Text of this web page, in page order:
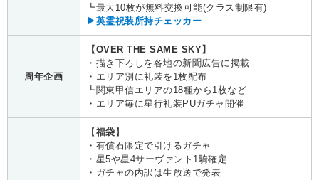
┗最大10枚が無料交換可能(クラス制限有)
▶英霊祝装所持チェッカー
周年企画
【OVER THE SAME SKY】
・描き下ろしを各地の新聞広告に掲載
・エリア別に礼装を1枚配布
┗関東甲信エリアの18種から1枚など
・エリア毎に星行礼装PUガチャ開催
【 福袋 】
・有償石限定で引けるガチャ
・星5や星4サーヴァント1騎確定
・ガチャの内訳は生放送で発表